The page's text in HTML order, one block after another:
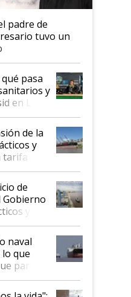
padre de
tuvo un
pasa
y
en La
de la
y
de
de
Gobierno
y
de
naval
que
parado